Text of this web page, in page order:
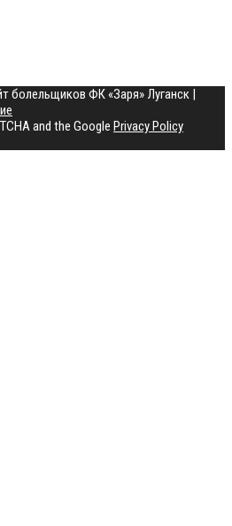
болельщиков ФК «Заря» Луганск |
and the Google Privacy Policy